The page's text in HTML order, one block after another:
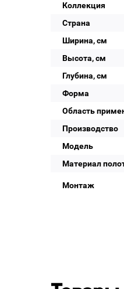
Коллекция
Страна
Ширина, см
Высота, см
Глубина, см
Форма
Область
Производство
Модель
Материал
Монтаж